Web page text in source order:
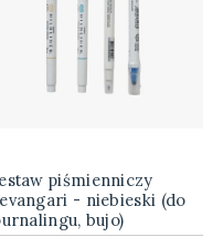
piśmienniczy
- niebieski (do
bujo)